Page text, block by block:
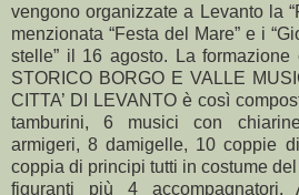
vengono organizzate a Levanto la
menzionata “Festa del Mare” e i
stelle” il 16 agosto. La
STORICO BORGO E VALLE
CITTA’ DI LEVANTO è così
tamburini, 6 musici con
armigeri, 8 damigelle, 10 coppie
coppia di principi tutti in costume
figuranti più 4 accompagnatori.